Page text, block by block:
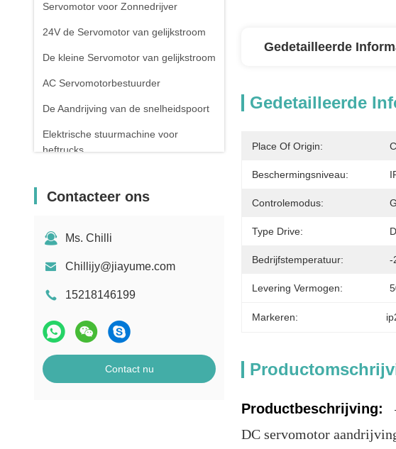
Servomotor voor Zonnedrijver
24V de Servomotor van gelijkstroom
De kleine Servomotor van gelijkstroom
AC Servomotorbestuurder
De Aandrijving van de snelheidspoort
Elektrische stuurmachine voor
heftrucks
vorkheftruckaandrijving
Contacteer ons
Ms. Chilli
Chillijy@jiayume.com
15218146199
Contact nu
Gedetailleerde
Gedetailleerde
Place Of Origin:
Beschermingsniveau:
Controlemodus:
Type Drive:
Bedrijfstemperatuur: -
Levering Vermogen:
Markeren:
Productbeschrijving:
DC servomotor